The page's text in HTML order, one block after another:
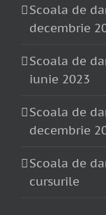
Scoala de
decembrie
Scoala de
iunie 2023
Scoala de
decembrie
Scoala de
cursurile